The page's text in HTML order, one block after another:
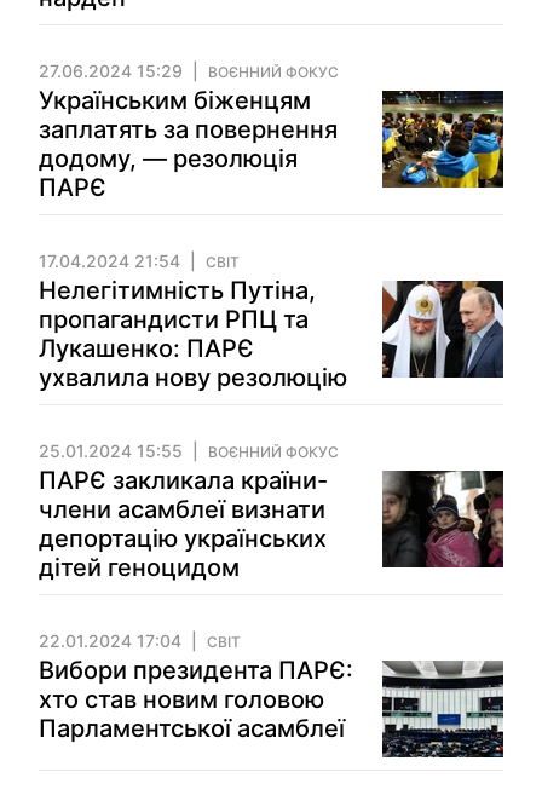
27.06.2024 15:29 ВОЄННИЙ ФОКУС
Українським біженцям
заплатять за повернення
додому, — резолюція
ПАРЄ
17.04.2024 21:54 СВІТ
Нелегітимність Путіна,
пропагандисти РПЦ та
Лукашенко: ПАРЄ
ухвалила нову резолюцію
25.01.2024 15:55 ВОЄННИЙ ФОКУС
ПАРЄ закликала країни-
члени асамблеї визнати
депортацію українських
дітей геноцидом
22.01.2024 17:04 СВІТ
Вибори президента ПАРЄ:
хто став новим головою
Парламентської асамблеї